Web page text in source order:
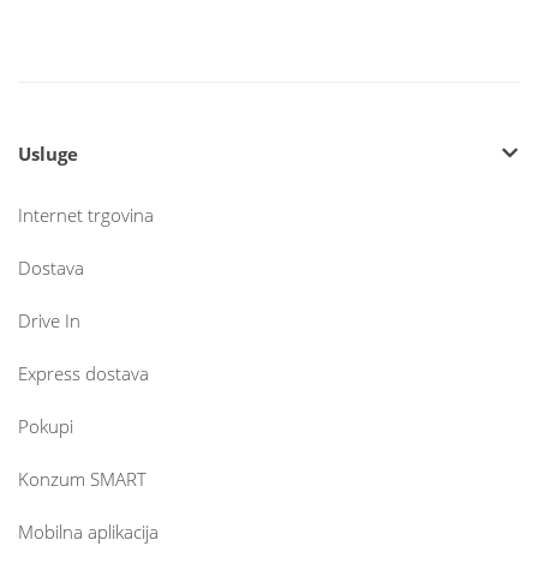
Usluge
Internet trgovina
Dostava
Drive In
Express dostava
Pokupi
Konzum SMART
Mobilna aplikacija